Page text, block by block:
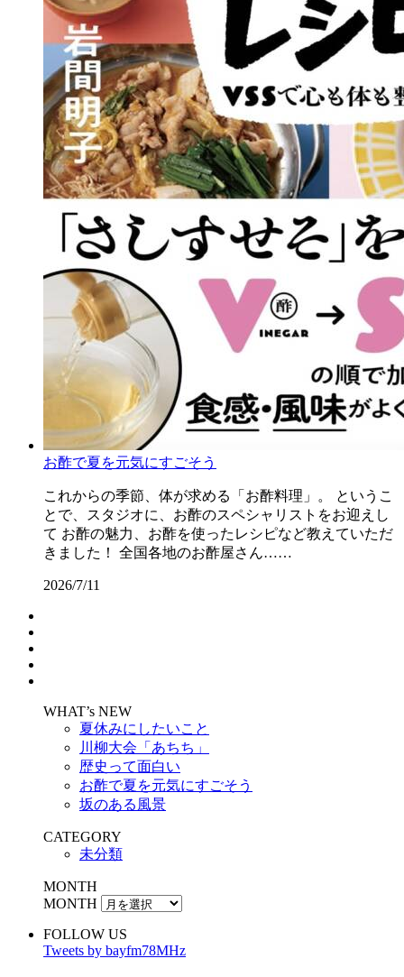
お酢で夏を元気にすごそう
これからの季節、体が求める「お酢料理」。 というこ
とで、スタジオに、お酢のスペシャリストをお迎えし
て お酢の魅力、お酢を使ったレシピなど教えていただ
きました！ 全国各地のお酢屋さん……
2026/7/11
WHAT’s NEW
夏休みにしたいこと
川柳大会「あちち」
歴史って面白い
お酢で夏を元気にすごそう
坂のある風景
CATEGORY
未分類
MONTH
MONTH
FOLLOW US
Tweets by bayfm78MHz